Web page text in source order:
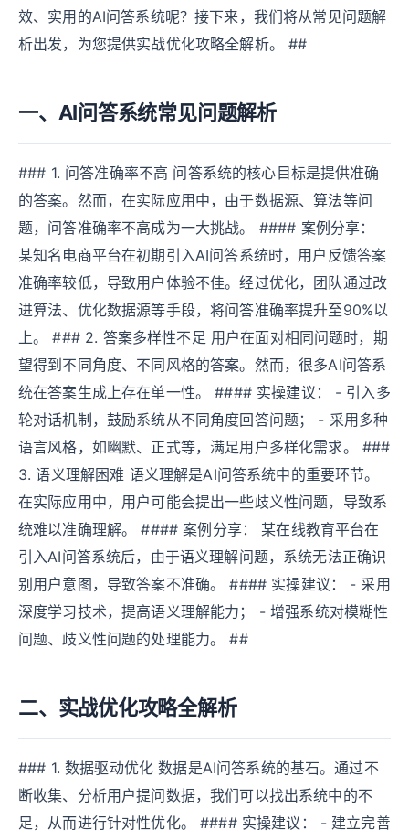
效、实用的AI问答系统呢？接下来，我们将从常见问题解
析出发，为您提供实战优化攻略全解析。 ##
一、AI问答系统常见问题解析
### 1. 问答准确率不高 问答系统的核心目标是提供准确
的答案。然而，在实际应用中，由于数据源、算法等问
题，问答准确率不高成为一大挑战。 #### 案例分享：
某知名电商平台在初期引入AI问答系统时，用户反馈答案
准确率较低，导致用户体验不佳。经过优化，团队通过改
进算法、优化数据源等手段，将问答准确率提升至90%以
上。 ### 2. 答案多样性不足 用户在面对相同问题时，期
望得到不同角度、不同风格的答案。然而，很多AI问答系
统在答案生成上存在单一性。 #### 实操建议： - 引入多
轮对话机制，鼓励系统从不同角度回答问题； - 采用多种
语言风格，如幽默、正式等，满足用户多样化需求。 ###
3. 语义理解困难 语义理解是AI问答系统中的重要环节。
在实际应用中，用户可能会提出一些歧义性问题，导致系
统难以准确理解。 #### 案例分享： 某在线教育平台在
引入AI问答系统后，由于语义理解问题，系统无法正确识
别用户意图，导致答案不准确。 #### 实操建议： - 采用
深度学习技术，提高语义理解能力； - 增强系统对模糊性
问题、歧义性问题的处理能力。 ##
二、实战优化攻略全解析
### 1. 数据驱动优化 数据是AI问答系统的基石。通过不
断收集、分析用户提问数据，我们可以找出系统中的不
足，从而进行针对性优化。 #### 实操建议： - 建立完善